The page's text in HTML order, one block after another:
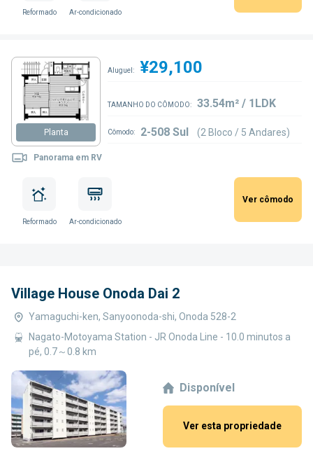
Reformado Ar-condicionado
Planta
Panorama em RV
Aluguel: ¥29,100
TAMANHO DO CÔMODO: 33.54m² / 1LDK
Cômodo: 2-508 Sul (2 Bloco / 5 Andares)
Reformado Ar-condicionado
Ver cômodo
Village House Onoda Dai 2
Yamaguchi-ken, Sanyoonoda-shi, Onoda 528-2
Nagato-Motoyama Station - JR Onoda Line - 10.0 minutos a
pé, 0.7～0.8 km
Disponível
Ver esta propriedade